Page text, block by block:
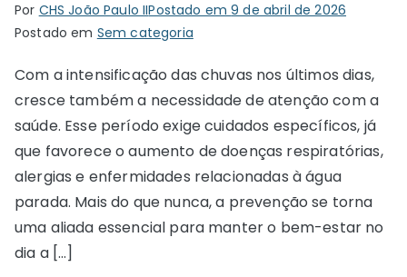
Por CHS João Paulo IIPostado em9 de abril de 2026
Postado em Sem categoria
Com a intensificação das chuvas nos últimos dias,
cresce também a necessidade de atenção com a
saúde. Esse período exige cuidados específicos, já
que favorece o aumento de doenças respiratórias,
alergias e enfermidades relacionadas à água
parada. Mais do que nunca, a prevenção se torna
uma aliada essencial para manter o bem-estar no
dia a […]